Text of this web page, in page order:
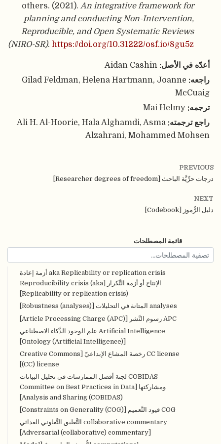
قائمة المصطلحات
aka Replicability or replication crisis أزمة إعادة
الإنتاج أو أزمة التِّكرار [Reproducibility crisis (aka
Replicability or replication crisis)]
analyses المتانة في التحليلات [Robustness (analyses)]
APC رسوم النَّشر [Article Processing Charge (APC)]
Artificial Intelligence علم الوجود الذَّكاء الاصطناعي
[Ontology (Artificial Intelligence)]
CC license رخصة المشاع الإبداعيّ [Creative Commons
(CC) license]
COBIDAS لجنة أفضل الممارسات في تحليل البيانات
ومشاركتها [Committee on Best Practices in Data
Analysis and Sharing (COBIDAS)]
COG قيود التَّعميم [Constraints on Generality (COG)]
collaborative commentary التَّعليق التَّعاوني العدائي
[Adversarial (collaborative) commentary]
others. (2021). An integrative framework for
planning and conducting Non-Intervention,
Reproducible, and Open Systematic Reviews
(NIRO-SR). https://doi.org/10.31222/osf.io/8gu5z
أعدّه في الأصل: Aidan Cashin
راجعه: Gilad Feldman, Helena Hartmann, Joanne
McCuaig
ترجمه:Mai Helmy
راجع ترجمته:Ali H. Al-Hoorie, Hala Alghamdi, Asma
Alzahrani, Mohammed Mohsen
PREVIOUS
درجات حرِّيَّة الباحث [Researcher degrees of freedom]
NEXT
دليل الرُّموز [Codebook]